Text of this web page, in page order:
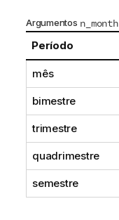
Argumentos n_month
Período
mês
bimestre
trimestre
quadrimestre
semestre